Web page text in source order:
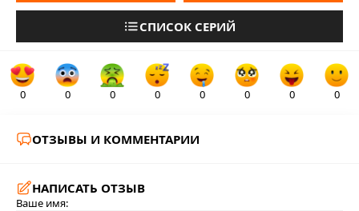
СПИСОК СЕРИЙ
0 0 0 0 0 0 0 0
ОТЗЫВЫ И КОММЕНТАРИИ
НАПИСАТЬ ОТЗЫВ
Ваше имя: